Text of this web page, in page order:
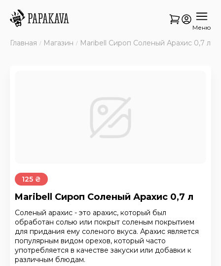
Меню
Главная Магазин Maribell Сироп Соленый Арахис 0,7 л
125 ₴
Maribell Сироп Соленый Арахис 0,7 л
Соленый арахис - это арахис, который был
обработан солью или покрыт соленым покрытием
для придания ему соленого вкуса. Арахис является
популярным видом орехов, который часто
употребляется в качестве закуски или добавки к
различным блюдам.